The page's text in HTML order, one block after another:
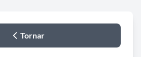
Tornar